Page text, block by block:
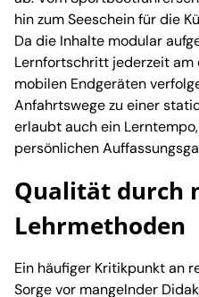
hin zum Seeschein für die
Da die Inhalte modular
Lernfortschritt jederzeit am
mobilen Endgeräten
Anfahrtswege zu einer
erlaubt auch ein
persönlichen
Qualität durch
Lehrmethoden
Ein häufiger Kritikpunkt an
Sorge vor mangelnder